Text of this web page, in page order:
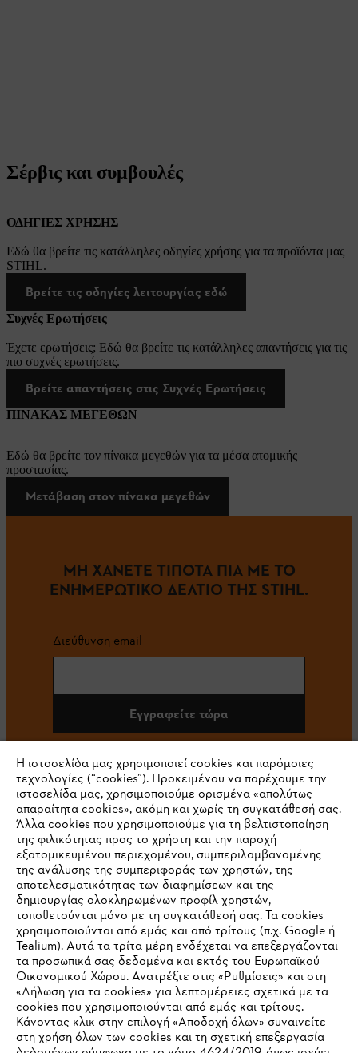
Σέρβις και συμβουλές
ΟΔΗΓΙΕΣ ΧΡΗΣΗΣ
Εδώ θα βρείτε τις κατάλληλες οδηγίες χρήσης για τα προϊόντα μας
STIHL.
Βρείτε τις οδηγίες λειτουργίας εδώ
Συχνές Ερωτήσεις
Έχετε ερωτήσεις; Εδώ θα βρείτε τις κατάλληλες απαντήσεις για τις
πιο συχνές ερωτήσεις.
Βρείτε απαντήσεις στις Συχνές Ερωτήσεις
ΠΙΝΑΚΑΣ ΜΕΓΕΘΩΝ
Εδώ θα βρείτε τον πίνακα μεγεθών για τα μέσα ατομικής
προστασίας.
Μετάβαση στον πίνακα μεγεθών
ΜΗ ΧΑΝΕΤΕ ΤΙΠΟΤΑ ΠΙΑ ΜΕ ΤΟ
ΕΝΗΜΕΡΩΤΙΚΟ ΔΕΛΤΙΟ ΤΗΣ STIHL.
Διεύθυνση email
Εγγραφείτε τώρα
#STIHL
Εταιρεία
STIHL Συχνές ερωτήσεις
Η ιστοσελίδα μας χρησιμοποιεί cookies και παρόμοιες
τεχνολογίες (“cookies”). Προκειμένου να παρέχουμε την
ιστοσελίδα μας, χρησιμοποιούμε ορισμένα «απολύτως
απαραίτητα cookies», ακόμη και χωρίς τη συγκατάθεσή σας.
Άλλα cookies που χρησιμοποιούμε για τη βελτιστοποίηση
της φιλικότητας προς το χρήστη και την παροχή
εξατομικευμένου περιεχομένου, συμπεριλαμβανομένης
της ανάλυσης της συμπεριφοράς των χρηστών, της
αποτελεσματικότητας των διαφημίσεων και της
δημιουργίας ολοκληρωμένων προφίλ χρηστών,
τοποθετούνται μόνο με τη συγκατάθεσή σας. Τα cookies
χρησιμοποιούνται από εμάς και από τρίτους (π.χ. Google ή
Tealium). Αυτά τα τρίτα μέρη ενδέχεται να επεξεργάζονται
τα προσωπικά σας δεδομένα και εκτός του Ευρωπαϊκού
Οικονομικού Χώρου. Ανατρέξτε στις «Ρυθμίσεις» και στη
«Δήλωση για τα cookies» για λεπτομέρειες σχετικά με τα
cookies που χρησιμοποιούνται από εμάς και τρίτους.
Κάνοντας κλικ στην επιλογή «Αποδοχή όλων» συναινείτε
στη χρήση όλων των cookies και τη σχετική επεξεργασία